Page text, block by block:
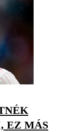
EZ MÁS